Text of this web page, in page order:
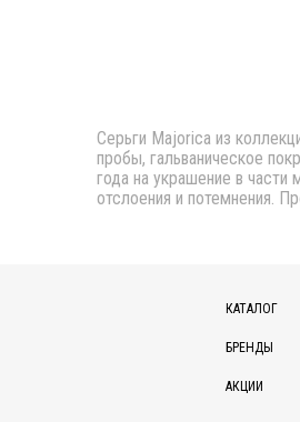
Серьги Majorica из
пробы, гальваническое
года на украшение в части
отслоения и потемнения.
КАТАЛОГ
БРЕНДЫ
АКЦИИ